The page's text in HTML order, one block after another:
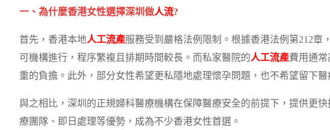
一、為什麼香港女性選擇深圳做人流?
首先，香港本地人工流產服務受到嚴格法例限制。根據香港法例第212章
可機構進行，程序繁複且排期時間較長。而私家醫院的人工流產費用通
重的負擔。此外，部分女性希望更私隱地處理懷孕問題，也不希望留下醫
與之相比，深圳的正規婦科醫療機構在保障醫療安全的前提下，提供更快
療團隊、即日處理等優勢，成為不少香港女性首選。